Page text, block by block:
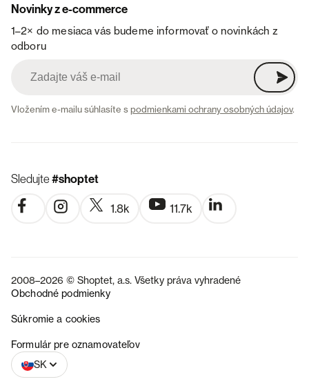
Novinky z e-commerce
1–2× do mesiaca vás budeme informovať o novinkách z
odboru
Vložením e-mailu súhlasíte spodmienkami ochrany osobných údajov.
Sledujte#shoptet
1.8k 11.7k
2008–2026 © Shoptet, a.s. Všetky práva vyhradené
Obchodné podmienky
Súkromie a cookies
Formulár pre oznamovateľov
SK